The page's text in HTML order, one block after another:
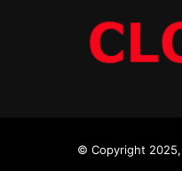
© Copyright